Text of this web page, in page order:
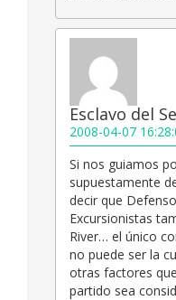
Esclavo del
2008-04-07
Si nos guiamos
supuestamente
decir que
Excursionistas
River… el único
no puede ser la
otras factores
partido sea